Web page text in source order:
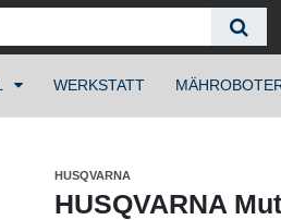
WERKSTATT
HUSQVARNA
HUSQVARNA